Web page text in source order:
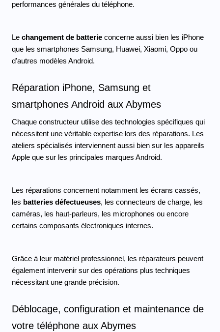
performances générales du téléphone.
Le changement de batterie concerne aussi bien les iPhone
que les smartphones Samsung, Huawei, Xiaomi, Oppo ou
d'autres modèles Android.
Réparation iPhone, Samsung et
smartphones Android aux Abymes
Chaque constructeur utilise des technologies spécifiques qui
nécessitent une véritable expertise lors des réparations. Les
ateliers spécialisés interviennent aussi bien sur les appareils
Apple que sur les principales marques Android.
Les réparations concernent notamment les écrans cassés,
les batteries défectueuses, les connecteurs de charge, les
caméras, les haut-parleurs, les microphones ou encore
certains composants électroniques internes.
Grâce à leur matériel professionnel, les réparateurs peuvent
également intervenir sur des opérations plus techniques
nécessitant une grande précision.
Déblocage, configuration et maintenance de
votre téléphone aux Abymes